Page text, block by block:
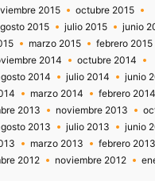
2015
octubre 2015
2015 julio 2015
junio
marzo 2015 febrero 2015
2014
octubre 2014
2014 julio 2014
junio
marzo 2014
febrero 2014
2013 noviembre 2013
2013 julio 2013
junio
marzo 2013
febrero 2013
2012 noviembre 2012